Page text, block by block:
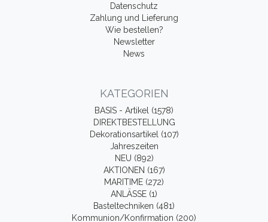
Datenschutz
Zahlung und Lieferung
Wie bestellen?
Newsletter
News
KATEGORIEN
BASIS - Artikel (1578)
DIREKTBESTELLUNG
Dekorationsartikel (107)
Jahreszeiten
NEU (892)
AKTIONEN (167)
MARITIME (272)
ANLÄSSE (1)
Basteltechniken (481)
Kommunion/Konfirmation (200)